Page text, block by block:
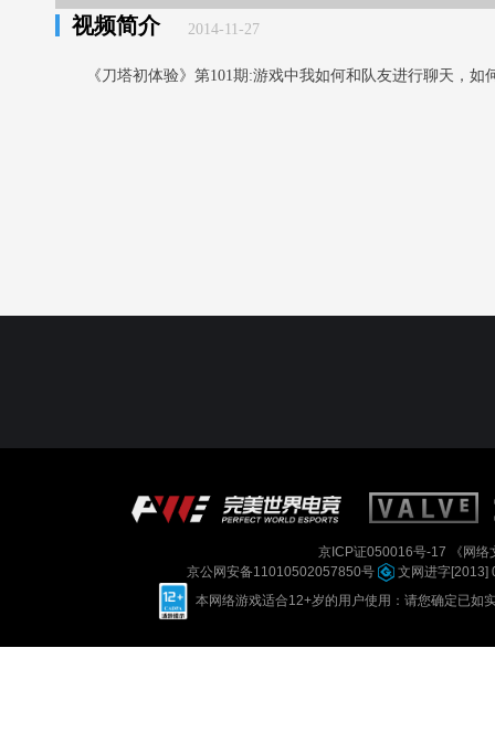
视频简介 2014-11-27
《刀塔初体验》第101期:游戏中我如何和队友进行聊天，如
京ICP证050016号-17
《网
京公网安备11010502057850号
文网进字[2013]
本网络游戏适合12+岁的用户使用：请您确定已如